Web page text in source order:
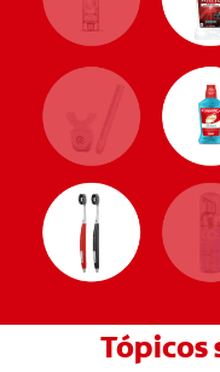
Tópicos